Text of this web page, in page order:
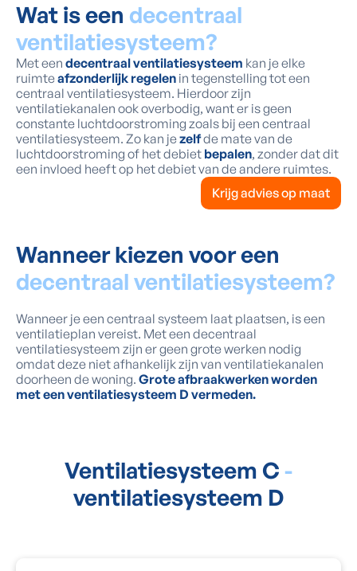
Wat is een decentraal
ventilatiesysteem?
Met een decentraal ventilatiesysteem kan je elke
ruimteafzonderlijk regelen in tegenstelling tot een
centraal ventilatiesysteem. Hierdoor zijn
ventilatiekanalen ook overbodig, want er is geen
constante luchtdoorstroming zoals bij een centraal
ventilatiesysteem. Zo kan jezelfde mate van de
luchtdoorstroming of het debiet bepalen, zonder dat dit
een invloed heeft op het debiet van de andere ruimtes.
Krijg advies op maat
Wanneer kiezen voor een
decentraal ventilatiesysteem?
Wanneer je een centraal systeem laat plaatsen, is een
ventilatieplan vereist. Met een decentraal
ventilatiesysteem zijn er geen grote werken nodig
omdat deze niet afhankelijk zijn van ventilatiekanalen
doorheen de woning. Grote afbraakwerken worden
met een ventilatiesysteem D vermeden.
Ventilatiesysteem C -
ventilatiesysteem D